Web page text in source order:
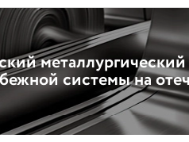
системы на